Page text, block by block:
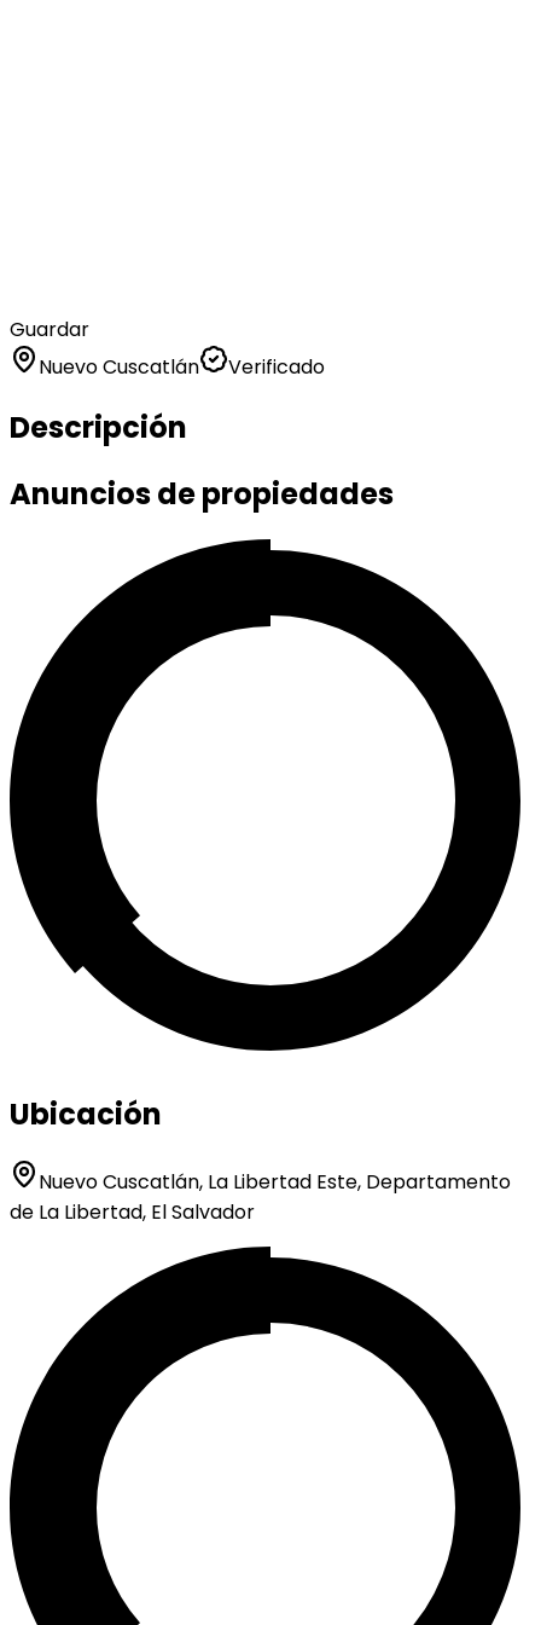
Guardar
Nuevo Cuscatlán
Verificado
Descripción
Anuncios de propiedades
Ubicación
Nuevo Cuscatlán, La Libertad Este, Departamento
de La Libertad, El Salvador